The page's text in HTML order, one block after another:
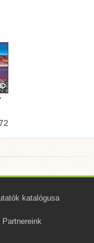
katalógusa
Partnereink